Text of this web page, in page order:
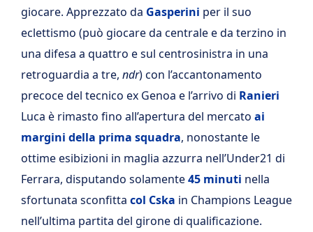
giocare. Apprezzato da Gasperini per il suo
eclettismo (può giocare da centrale e da terzino in
una difesa a quattro e sul centrosinistra in una
retroguardia a tre, ndr) con l’accantonamento
precoce del tecnico ex Genoa e l’arrivo di Ranieri
Luca è rimasto fino all’apertura del mercato ai
margini della prima squadra, nonostante le
ottime esibizioni in maglia azzurra nell’Under21 di
Ferrara, disputando solamente45 minuti nella
sfortunata sconfitta col Cska in Champions League
nell’ultima partita del girone di qualificazione.